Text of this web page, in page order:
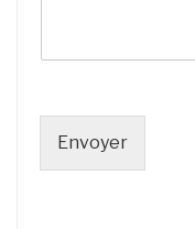
Envoyer